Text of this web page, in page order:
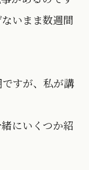
いまま数週間
すが、私が講
にいくつか紹